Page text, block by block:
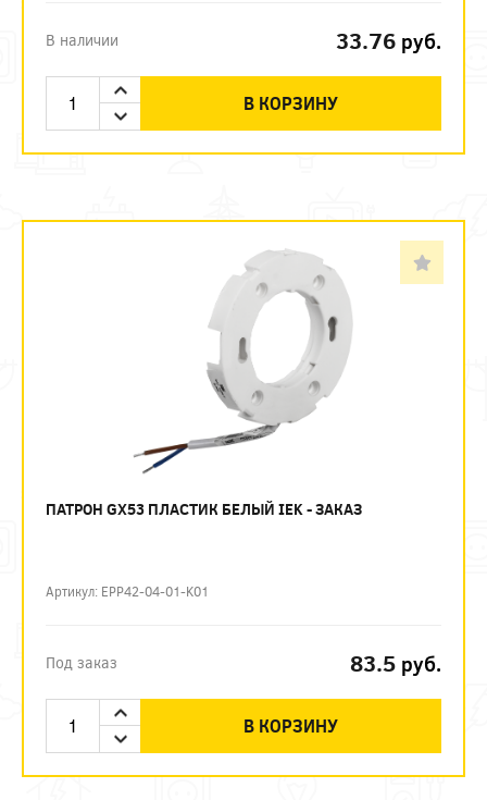
В наличии 33.76 руб.
В КОРЗИНУ
ПАТРОН GX53 ПЛАСТИК БЕЛЫЙ IEK - ЗАКАЗ
Артикул: EPP42-04-01-K01
Под заказ 83.5 руб.
В КОРЗИНУ